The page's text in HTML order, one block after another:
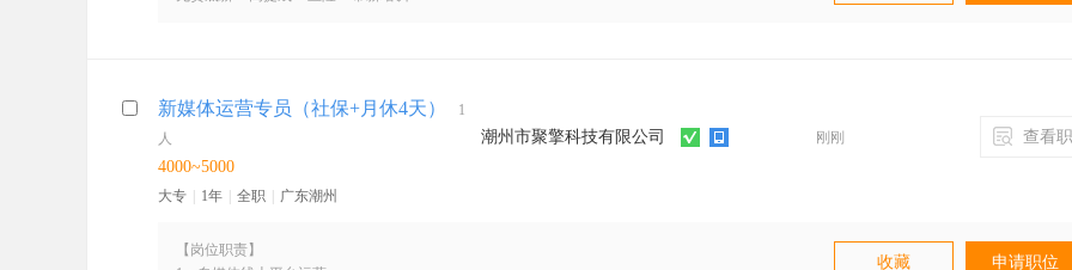
新媒体运营专员（社保+月休4天）
1
人
4000~5000
大专 1年 全职 广东潮州
潮州市聚擎科技有限公司 刚刚 查看
【岗位职责】
收藏 申请职位